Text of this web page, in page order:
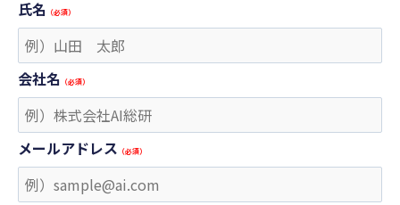
氏名 （必須）
会社名 （必須）
メールアドレス （必須）